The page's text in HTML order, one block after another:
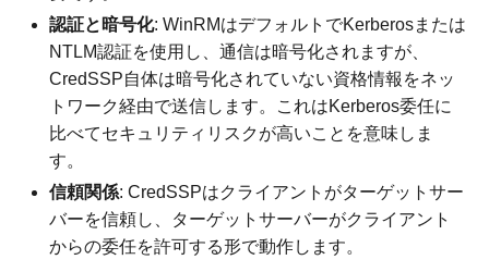
認証と暗号化: WinRMはデフォルトでKerberosまたは
NTLM認証を使用し、通信は暗号化されますが、
CredSSP自体は暗号化されていない資格情報をネッ
トワーク経由で送信します。これはKerberos委任に
比べてセキュリティリスクが高いことを意味しま
す。
信頼関係: CredSSPはクライアントがターゲットサー
バーを信頼し、ターゲットサーバーがクライアント
からの委任を許可する形で動作します。